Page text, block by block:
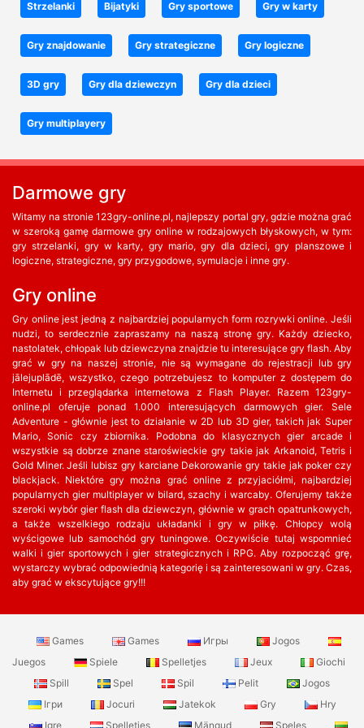
Strzelanki Bijatyki Gry sportowe Gry w karty
Gry znajdowanie Gry strategiczne Gry logiczne
3D gry Gry dla dziewczyn Gry dla dzieci
Gry multiplayery
Darmowe gry
Witamy na stronie 123gry-online.pl, najlepszy portal gry, gdzie można grać
w szeroką gamę darmowe gry online w rodzajowych błyskowych, w tym:
gry strzelanki, gry w karty, gry mario, gry dla dzieci, gry planszowe i
logiczne, strategiczne, gry przygodowe, symulacje i inne gry.
Gry online
Gry online jest jedną z najbardziej popularnych form rozrywki online. Jeśli
nudzi, to serdecznie zapraszamy na naszą stronę gry. Każdy dziecko,
nastolatek, chłopak lub dziewczyna znajdzie tu interesujące gry flash. Aby
grać w gry na naszej stronie, nie są wymagane do rejestracji lub gry
jālejuplādē, wszystko, czego potrzebujesz to komputer z dostępem do
Internetu i przeglądarka internetowa z Flash Player. Razem 123gry-
online.pl oferuje ponad 1.000 interesujących darmowych gier. Sele
Adventure - głównie jest to działanie w 2D lub 3D gier, takich jak Super
Mario, Sonic czy zbiornika. Podobna do klasycznych gier arcade i
wszystkie są dobrze znane staroświeckie gry takie jak Arkanoid, Tetris i
Gold Miner. Jeśli lubisz gry karciane Dekorowanie gry takie jak poker czy
blackjack. Niektóre gry można grać online z przyjaciółmi, najbardziej
popularnych gier multiplayer w bilard, szachy i warcaby. Oferujemy także
szeroki wybór gier flash dla dziewczyn, głównie w grach opatrunkowych,
a także wszelkiego rodzaju układanki i gry w piłkę. Chłopcy wolą
wyścigowe lub samochód gry tuningowe. Oczywiście tutaj wspomnieć
walki i gier sportowych i gier strategicznych i RPG. Aby rozpocząć grę,
wystarczy wybrać odpowiednią kategorię i są zainteresowani w gry. Czas,
aby grać w ekscytujące gry!!!
Games Games Игры
Jogos
Juegos
Spiele Spelletjes Jeux
Giochi
Spill
Spel Spil Pelit
Jogos
Ігри
Jocuri Jatekok Gry
Hry
Igre
Spelletjes Mängud Speles